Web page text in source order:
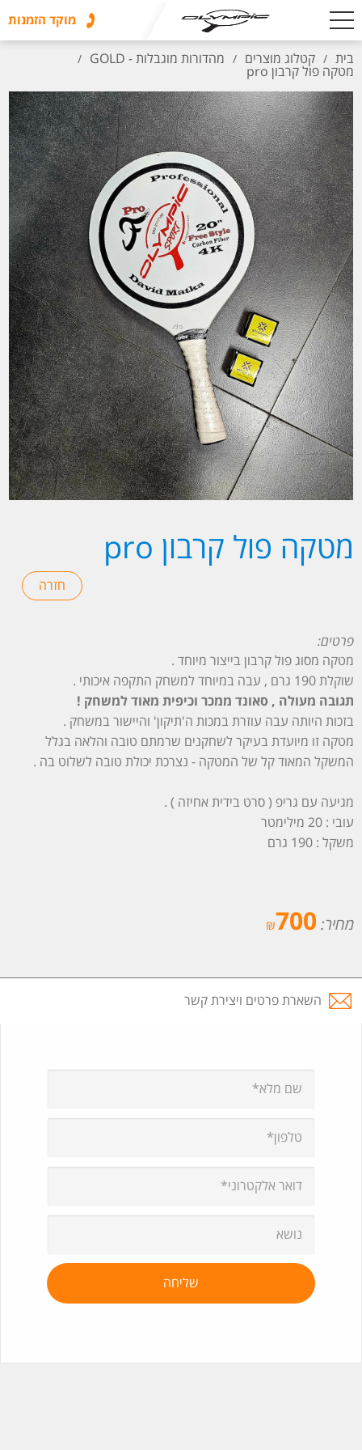
מוקד הזמנות
בית / קטלוג מוצרים / מהדורות מוגבלות - GOLD /
מטקה פול קרבון pro
מטקה פול קרבון pro
פרטים:
מטקה מסוג פול קרבון בייצור מיוחד .
שוקלת 190 גרם , עבה במיוחד למשחק התקפה איכותי .
תגובה מעולה , סאונד ממכר וכיפית מאוד למשחק !
בזכות היותה עבה עוזרת במכות ה'תיקון' והיישור במשחק .
מטקה זו מיועדת בעיקר לשחקנים שרמתם טובה והלאה בגלל
המשקל המאוד קל של המטקה - נצרכת יכולת טובה לשלוט בה .
מגיעה עם גריפ ( סרט בידית אחיזה ) .
עובי : 20 מילימטר
משקל : 190 גרם
מחיר: 700
₪
השארת פרטים ויצירת קשר